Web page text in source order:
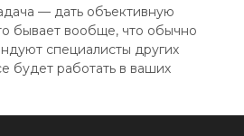
— дать объективную
бывает вообще, что обычно
специалисты других
будет работать в ваших